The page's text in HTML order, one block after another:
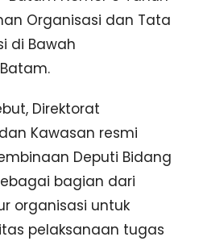
Organisasi dan Tata
di Bawah
Direktorat
Kawasan resmi
Deputi Bidang
bagian dari
organisasi untuk
pelaksanaan tugas